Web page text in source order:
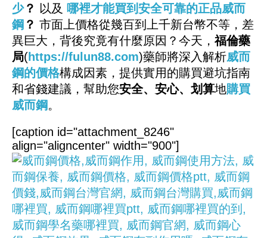
少？ 以及 哪裡才能買到安全可靠的正品威而
鋼 ？ 市面上價格從幾百到上千新台幣不等，差
異巨大，背後究竟有什麼原因？今天，福倫藥
局(https://fulun88.com)藥師將深入解析威而
鋼的價格構成因素，提供實用的購買避坑指南
和省錢建議，幫助您安全、安心、划算地購買
威而鋼。
[caption id="attachment_8246"
align="aligncenter" width="900"]